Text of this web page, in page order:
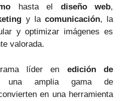
hasta ⁤el diseño web,
y la comunicación, la⁤
y optimizar imágenes es
valorada.
líder en edición de
amplia gama⁢ de
⁤en ‍una herramienta